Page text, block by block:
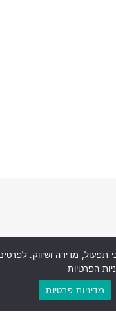
מדידה ושיווק. לפרטים
הפרטיות
מדיניות פרטיות